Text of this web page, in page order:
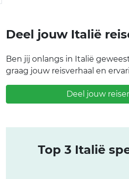
Deel jouw Italië
Ben jij onlangs in Italië
graag jouw reisverhaal en
Deel jouw
Top 3 Italië